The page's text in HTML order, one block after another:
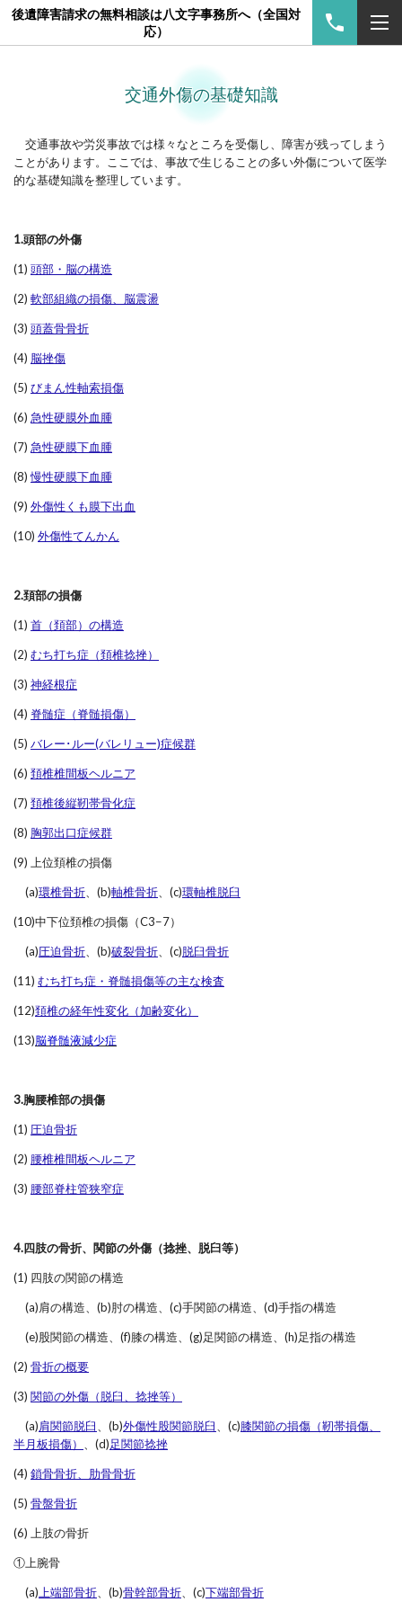
後遺障害請求の無料相談は八文字事務所へ（全国対
応）
交通外傷の基礎知識
交通事故や労災事故では様々なところを受傷し、障害が残ってしまう
ことがあります。ここでは、事故で生じることの多い外傷について医学
的な基礎知識を整理しています。
1.頭部の外傷
(1) 頭部・脳の構造
(2) 軟部組織の損傷、脳震盪
(3) 頭蓋骨骨折
(4) 脳挫傷
(5) びまん性軸索損傷
(6) 急性硬膜外血腫
(7) 急性硬膜下血腫
(8)慢性硬膜下血腫
(9) 外傷性くも膜下出血
(10) 外傷性てんかん
2.頚部の損傷
(1) 首（頚部）の構造
(2) むち打ち症（頚椎捻挫）
(3) 神経根症
(4) 脊髄症（脊髄損傷）
(5) バレー･ルー(バレリュー)症候群
(6) 頚椎椎間板ヘルニア
(7) 頚椎後縦靭帯骨化症
(8) 胸郭出口症候群
(9) 上位頚椎の損傷
(a)環椎骨折 、(b)軸椎骨折 、(c)環軸椎脱臼
(10)中下位頚椎の損傷（C3−7）
(a)圧迫骨折 、(b)破裂骨折 、(c)脱臼骨折
(11) むち打ち症・脊髄損傷等の主な検査
(12)頚椎の経年性変化（加齢変化）
(13)脳脊髄液減少症
3.胸腰椎部の損傷
(1) 圧迫骨折
(2) 腰椎椎間板ヘルニア
(3) 腰部脊柱管狭窄症
4.四肢の骨折、関節の外傷（捻挫、脱臼等）
(1) 四肢の関節の構造
(a)肩の構造、(b)肘の構造、(c)手関節の構造、(d)手指の構造
(e)股関節の構造、(f)膝の構造、(g)足関節の構造、(h)足指の構造
(2) 骨折の概要
(3) 関節の外傷（脱臼、捻挫等）
(a)肩関節脱臼 、(b)外傷性股関節脱臼 、(c)膝関節の損傷（靭帯損傷、
半月板損傷）
、(d)足関節捻挫
(4) 鎖骨骨折、肋骨骨折
(5) 骨盤骨折
(6) 上肢の骨折
①上腕骨
(a) 上端部骨折 、(b)骨幹部骨折 、(c)下端部骨折